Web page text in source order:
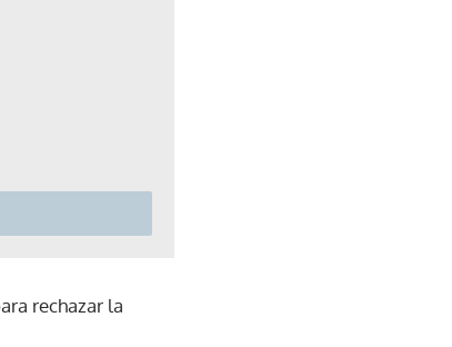
rechazar la